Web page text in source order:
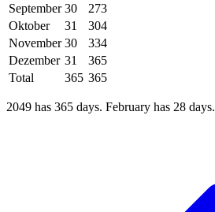
September 30
273
Oktober
31
304
November 30
334
Dezember 31
365
Total
365 365
2049 has 365 days. February has 28 days.